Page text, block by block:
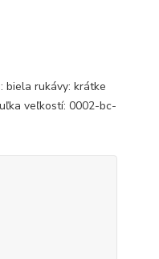
biela rukávy: krátke
veľkostí: 0002-bc-